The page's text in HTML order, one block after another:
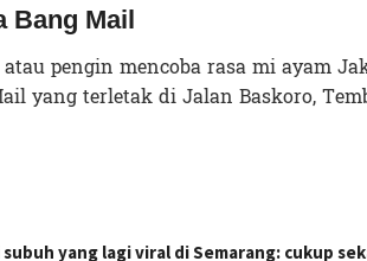
Bang Mail
pengin mencoba rasa mi ayam
yang terletak di Jalan Baskoro,
yang lagi viral di Semarang: cukup